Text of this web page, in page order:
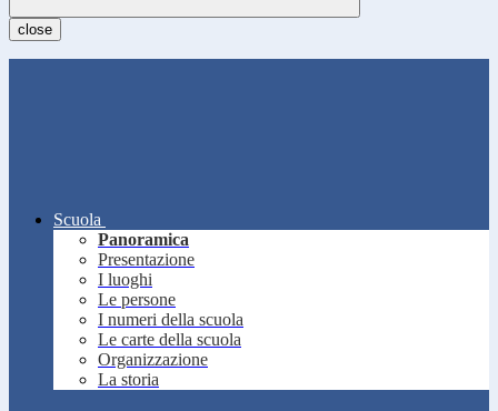
close
Scuola
Panoramica
Presentazione
I luoghi
Le persone
I numeri della scuola
Le carte della scuola
Organizzazione
La storia